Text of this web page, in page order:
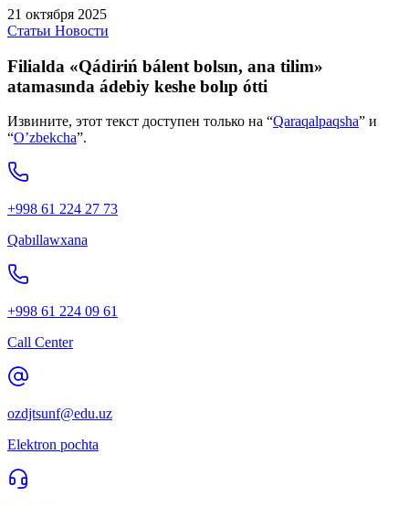
21 октября 2025
Статьи Новости
Filialda «Qádiriń bálent bolsın, ana tilim»
atamasında ádebiy keshe bolıp ótti
Извините, этот текст доступен только на “Qaraqalpaqsha” и
“O’zbekcha”.
+998 61 224 27 73
Qabıllawxana
+998 61 224 09 61
Call Center
ozdjtsunf@edu.uz
Elektron pochta